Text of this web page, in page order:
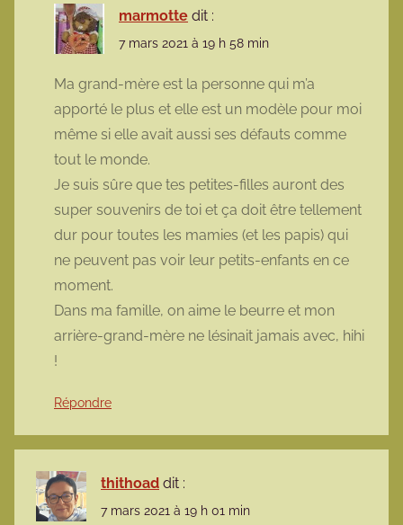
marmotte dit :
7 mars 2021 à 19 h 58 min
Ma grand-mère est la personne qui m’a
apporté le plus et elle est un modèle pour moi
même si elle avait aussi ses défauts comme
tout le monde.
Je suis sûre que tes petites-filles auront des
super souvenirs de toi et ça doit être tellement
dur pour toutes les mamies (et les papis) qui
ne peuvent pas voir leur petits-enfants en ce
moment.
Dans ma famille, on aime le beurre et mon
arrière-grand-mère ne lésinait jamais avec, hihi
!
Répondre
thithoad dit :
7 mars 2021 à 19 h 01 min